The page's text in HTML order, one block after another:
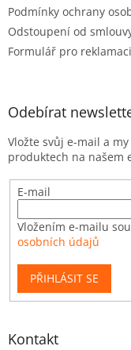
Podmínky ochrany
Odstoupení od
Formulář pro reklamaci
Odebírat
Vložte svůj e-mail a
produktech na našem
E-mail
Vložením e-mailu
osobních údajů
PŘIHLÁSIT SE
Kontakt